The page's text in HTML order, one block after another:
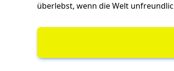
überlebst, wenn die Welt